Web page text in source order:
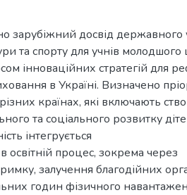
зарубіжний досвід державного
та спорту для учнів молодшого
інноваційних стратегій для
в Україні. Визначено
країнах, які включають
та соціального розвитку
інтегрується
освітній процес, зокрема через
залучення благодійних
годин фізичного